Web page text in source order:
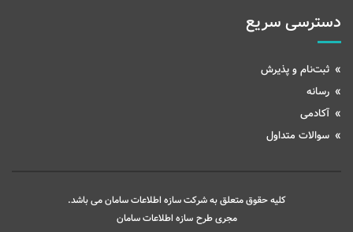
دسترسی سریع
ثبت‌نام و پذیرش
رسانه
آکادمی
سوالات متداول
کلیه حقوق متعلق به شرکت سازه اطلاعات سامان می باشد.
مجری طرح سازه اطلاعات سامان